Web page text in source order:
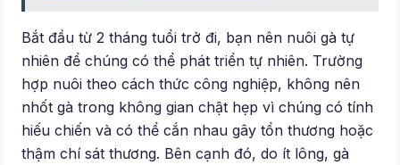
Bắt đầu từ 2 tháng tuổi trở đi, bạn nên nuôi gà tự
nhiên để chúng có thể phát triển tự nhiên. Trường
hợp nuôi theo cách thức công nghiệp, không nên
nhốt gà trong không gian chật hẹp vì chúng có tính
hiếu chiến và có thể cắn nhau gây tổn thương hoặc
thậm chí sát thương. Bên cạnh đó, do ít lông, gà